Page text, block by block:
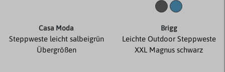
Casa Moda
Steppweste leicht salbeigrün
Übergrößen
Brigg
Leichte Outdoor Steppweste
XXL Magnus schwarz